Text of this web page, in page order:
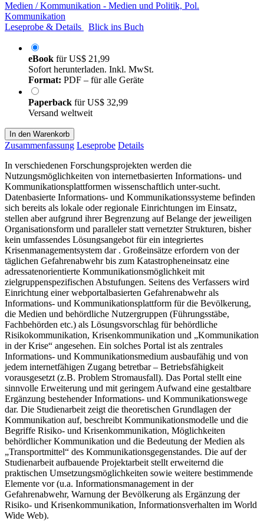
Medien / Kommunikation - Medien und Politik, Pol.
Kommunikation
Leseprobe & Details
Blick ins Buch
eBook fürUS$ 21,99
Sofort herunterladen. Inkl. MwSt.
Format: PDF – für alle Geräte
Paperback fürUS$ 32,99
Versand weltweit
In den Warenkorb
Zusammenfassung Leseprobe Details
In verschiedenen Forschungsprojekten werden die
Nutzungsmöglichkeiten von internetbasierten Informations- und
Kommunikationsplattformen wissenschaftlich unter-sucht.
Datenbasierte Informations- und Kommunikationssysteme befinden
sich bereits als lokale oder regionale Einrichtungen im Einsatz,
stellen aber aufgrund ihrer Begrenzung auf Belange der jeweiligen
Organisationsform und paralleler statt vernetzter Strukturen, bisher
kein umfassendes Lösungsangebot für ein integriertes
Krisenmanagementsystem dar . Großeinsätze erfordern von der
täglichen Gefahrenabwehr bis zum Katastropheneinsatz eine
adressatenorientierte Kommunikationsmöglichkeit mit
zielgruppenspezifischen Abstufungen. Seitens des Verfassers wird
Einrichtung einer webportalbasierten Gefahrenabwehr als
Informations- und Kommunikationsplattform für die Bevölkerung,
die Medien und behördliche Nutzergruppen (Führungsstäbe,
Fachbehörden etc.) als Lösungsvorschlag für behördliche
Risikokommunikation, Krisenkommunikation und „Kommunikation
in der Krise“ angesehen. Ein solches Portal ist als zentrales
Informations- und Kommunikationsmedium ausbaufähig und von
jedem internetfähigen Zugang betretbar – Betriebsfähigkeit
vorausgesetzt (z.B. Problem Stromausfall). Das Portal stellt eine
sinnvolle Erweiterung und mit geringem Aufwand eine gestaltbare
Ergänzung bestehender Informations- und Kommunikationswege
dar. Die Studienarbeit zeigt die theoretischen Grundlagen der
Kommunikation auf, beschreibt Kommunikationsmodelle und die
Begriffe Risiko- und Krisenkommunikation, Möglichkeiten
behördlicher Kommunikation und die Bedeutung der Medien als
„Transportmittel“ des Kommunikationsgegenstandes. Die auf der
Studienarbeit aufbauende Projektarbeit stellt erweiternd die
praktischen Umsetzungsmöglichkeiten sowie weitere bestimmende
Elemente vor (u.a. Informationsmanagement in der
Gefahrenabwehr, Warnung der Bevölkerung als Ergänzung der
Risiko- und Krisenkommunikation, Informationsverhalten im World
Wide Web).